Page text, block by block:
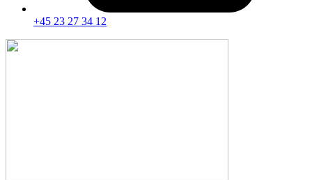
+45 23 27 34 12